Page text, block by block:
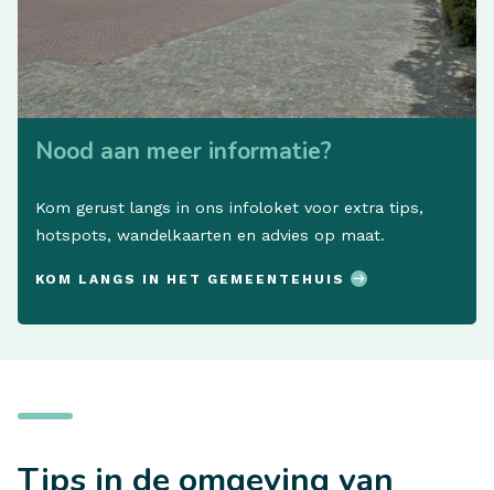
Nood aan meer informatie?
Kom gerust langs in ons infoloket voor extra tips,
hotspots, wandelkaarten en advies op maat.
KOM LANGS IN HET GEMEENTEHUIS
Tips in de omgeving van